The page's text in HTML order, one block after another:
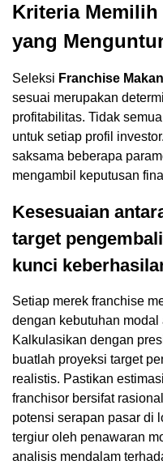
Kriteria Memilih
yang
Seleksi Franchise
sesuai merupakan
profitabilitas. Tidak
untuk setiap profil
saksama beberapa
mengambil keputusan
Kesesuaian
target
kunci
Setiap merek franchise
dengan kebutuhan
Kalkulasikan dengan
buatlah proyeksi target
realistis. Pastikan
franchisor bersifat
potensi serapan pasar di
tergiur oleh penawaran
analisis mendalam